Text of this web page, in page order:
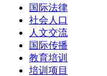
国际法律
社会人口
人文交流
国际传播
教育培训
培训项目